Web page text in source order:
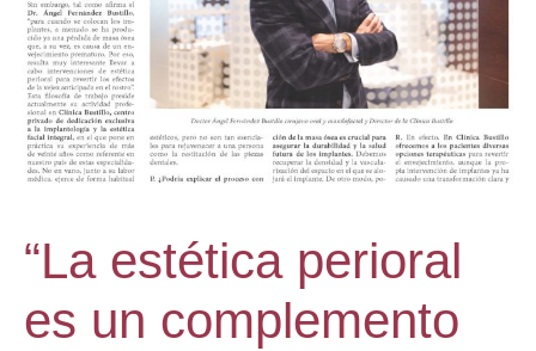
“La estética perioral
es un complemento